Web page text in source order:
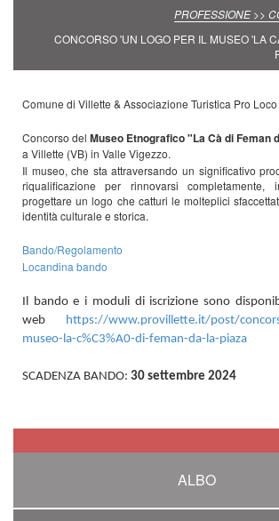
PROFESSIONE >>
CONCORSO 'UN LOGO PER IL MUSEO 'LA
Comune di Villette & Associazione Turistica Pro
Concorso del Museo Etnografico "La Cà di Feman
a Villette (VB) in Valle Vigezzo.
Il museo, che sta attraversando un significativo
riqualificazione per rinnovarsi
progettare un logo che catturi le molteplici
identità culturale e storica.
Bando/Regolamento
Locandina bando
Il bando e i moduli di iscrizione sono
web https://www.provillette.it/post/
museo-la-c%C3%A0-di-feman-da-la-piaza
SCADENZA BANDO: 30 settembre 2024
ALBO